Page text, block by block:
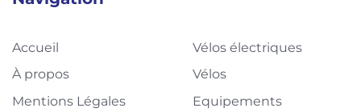
Accueil
À propos
Mentions Légales
Vélos électriques
Vélos
Equipements